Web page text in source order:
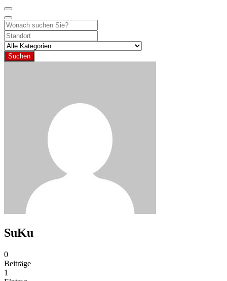
Suchen
SuKu
0
Beiträge
1